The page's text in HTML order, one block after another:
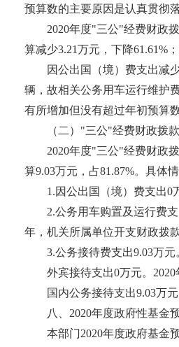
预算数的主要原因是认真贯彻
2020年度"三公"经费财政
算减少3.21万元，下降61.61%
因公出国（境）费支出减
辆，故相关公务用车运行维护
有所增加但没有超过年初预算数
（二）"三公"经费财政拨
2020年度"三公"经费财政
算9.03万元，占81.87%。具体
1.因公出国（境）费支出0
2.公务用车购置及运行费
年，机关所属单位开支财政拨
3.公务接待费支出9.03万元
外宾接待支出0万元。
国内公务接待支出9.03万
八、2020年度政府性基金
本部门2020年度政府基金